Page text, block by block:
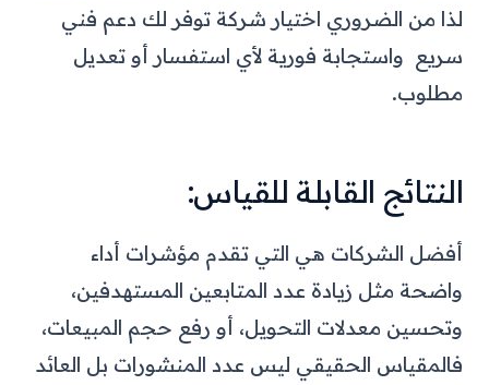
لذا من الضروري اختيار شركة توفر لك دعم فني
سريع واستجابة فورية لأي استفسار أو تعديل
مطلوب.
النتائج القابلة للقياس:
أفضل الشركات هي التي تقدم مؤشرات أداء
واضحة مثل زيادة عدد المتابعين المستهدفين،
وتحسين معدلات التحويل، أو رفع حجم المبيعات،
فالمقياس الحقيقي ليس عدد المنشورات بل العائد